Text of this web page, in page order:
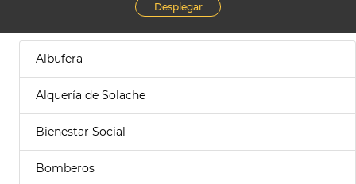
Desplegar
Albufera
Alquería de Solache
Bienestar Social
Bomberos